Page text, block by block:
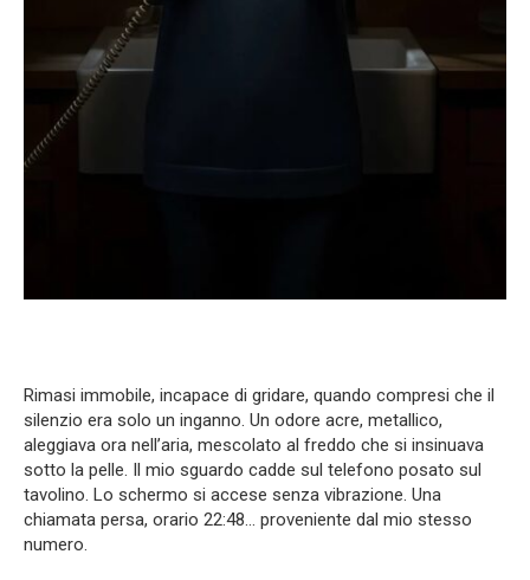
Rimasi immobile, incapace di gridare, quando compresi che il
silenzio era solo un inganno. Un odore acre, metallico,
aleggiava ora nell’aria, mescolato al freddo che si insinuava
sotto la pelle. Il mio sguardo cadde sul telefono posato sul
tavolino. Lo schermo si accese senza vibrazione. Una
chiamata persa, orario 22:48… proveniente dal mio stesso
numero.